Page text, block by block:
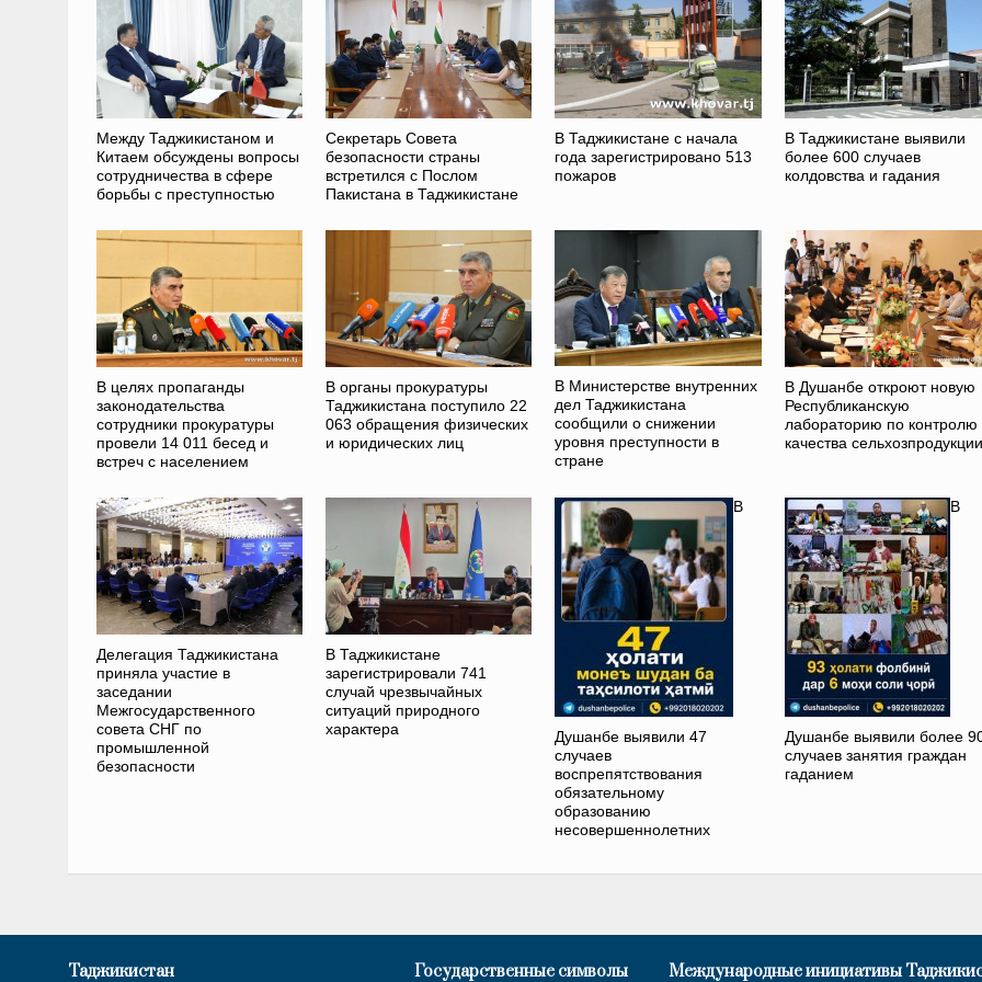
Между Таджикистаном и
Китаем обсуждены вопросы
сотрудничества в сфере
борьбы с преступностью
Секретарь Совета
безопасности страны
встретился с Послом
Пакистана в Таджикистане
В Таджикистане с начала
года зарегистрировано 513
пожаров
В Таджикистане выявили
более 600 случаев
колдовства и гадания
В целях пропаганды
законодательства
сотрудники прокуратуры
провели 14 011 бесед и
встреч с населением
В органы прокуратуры
Таджикистана поступило 22
063 обращения физических
и юридических лиц
В Министерстве внутренних
дел Таджикистана
сообщили о снижении
уровня преступности в
стране
В Душанбе откроют новую
Республиканскую
лабораторию по контролю
качества сельхозпродукции
Делегация Таджикистана
приняла участие в
заседании
Межгосударственного
совета СНГ по
промышленной
безопасности
В Таджикистане
зарегистрировали 741
случай чрезвычайных
ситуаций природного
характера
В
Душанбе выявили 47
случаев
воспрепятствования
обязательному
образованию
несовершеннолетних
В
Душанбе выявили более
случаев занятия граждан
гаданием
Таджикистан Государственные символы Международные инициативы